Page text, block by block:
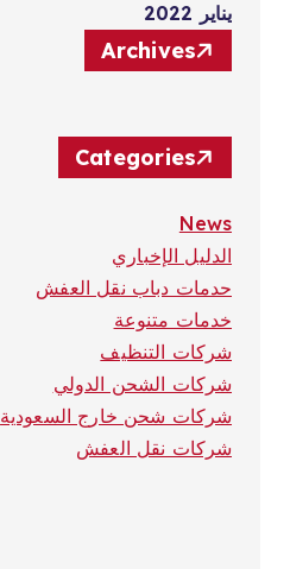
يناير 2022
Archives
Categories
News
الدليل الإخباري
حدمات دباب نقل العفش
خدمات متنوعة
شركات التنظيف
شركات الشحن الدولي
شركات شحن خارج السعودية
شركات نقل العفش